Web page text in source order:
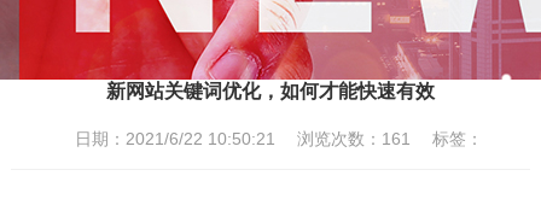
新网站关键词优化，如何才能快速有效
日期：2021/6/22 10:50:21 浏览次数： 161 标签：